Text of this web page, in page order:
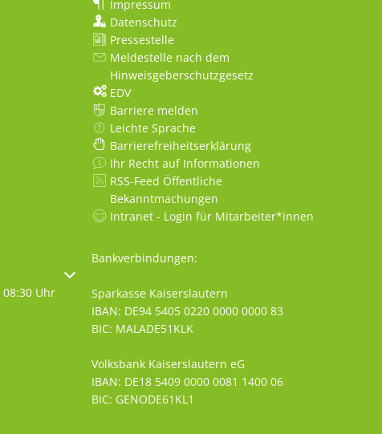
oder Schließzeiten auszublenden
Uhr
Impressum
Datenschutz
Pressestelle
Meldestelle nach dem
Hinweisgeberschutzgesetz
EDV
Barriere melden
Leichte Sprache
Barrierefreiheitserklärung
Ihr Recht auf Informationen
RSS-Feed Öffentliche
Bekanntmachungen
Intranet - Login für Mitarbeiter*innen
Bankverbindungen:
Sparkasse Kaiserslautern
IBAN: DE94 5405 0220 0000 0000 83
BIC: MALADE51KLK
Volksbank Kaiserslautern eG
IBAN: DE18 5409 0000 0081 1400 06
BIC: GENODE61KL1